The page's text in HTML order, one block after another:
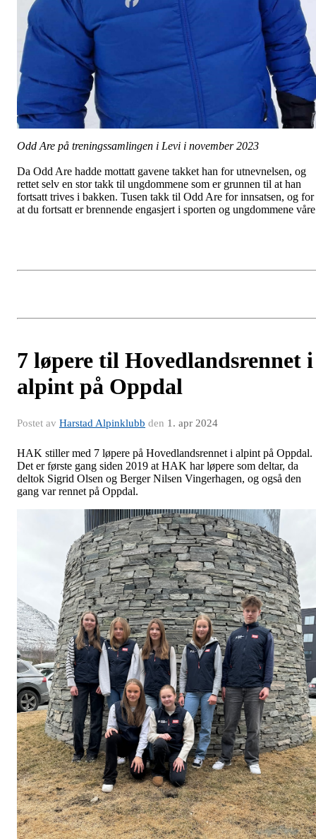
Odd Are på treningssamlingen i Levi i november 2023
Da Odd Are hadde mottatt gavene takket han for utnevnelsen, og
rettet selv en stor takk til ungdommene som er grunnen til at han
fortsatt trives i bakken. Tusen takk til Odd Are for innsatsen, og for
at du fortsatt er brennende engasjert i sporten og ungdommene
7 løpere til Hovedlandsrennet i
alpint på Oppdal
Postet av Harstad Alpinklubb den 1. apr 2024
HAK stiller med 7 løpere på Hovedlandsrennet i alpint på Oppdal.
Det er første gang siden 2019 at HAK har løpere som deltar, da
deltok Sigrid Olsen og Berger Nilsen Vingerhagen, og også den
gang var rennet på Oppdal.